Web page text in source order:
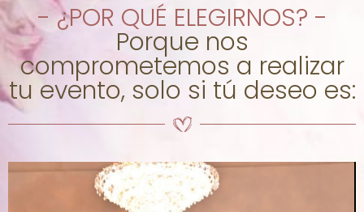
- ¿POR QUÉ ELEGIRNOS? -
Porque nos
comprometemos a realizar
tu evento, solo si tú deseo es: